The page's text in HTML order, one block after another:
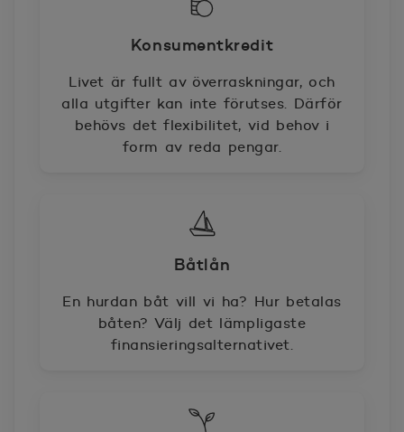
Konsumentkredit
Livet är fullt av överraskningar, och
alla utgifter kan inte förutses. Därför
behövs det flexibilitet, vid behov i
form av reda pengar.
Båtlån
En hurdan båt vill vi ha? Hur betalas
båten? Välj det lämpligaste
finansieringsalternativet.